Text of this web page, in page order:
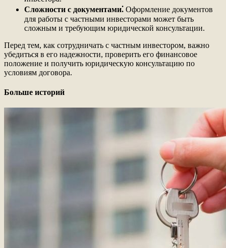
Сложности с документами⁚ Оформление документов
для работы с частными инвесторами может быть
сложным и требующим юридической консультации.
Перед тем, как сотрудничать с частным инвестором, важно
убедиться в его надежности, проверить его финансовое
положение и получить юридическую консультацию по
условиям договора.
Больше историй